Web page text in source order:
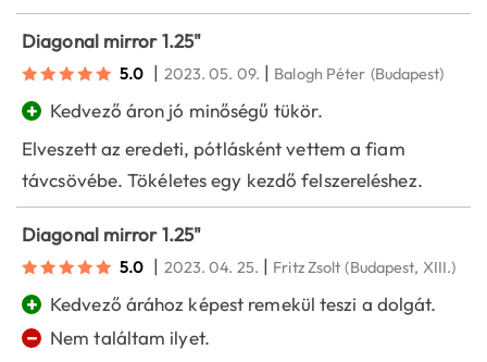
Diagonal mirror 1.25"
5.0 | 2023. 05. 09. | Balogh Péter (Budapest)
+
Kedvező áron jó minőségű tükör.
Elveszett az eredeti, pótlásként vettem a fiam
távcsövébe. Tökéletes egy kezdő felszereléshez.
Diagonal mirror 1.25"
5.0 | 2023. 04. 25. | Fritz Zsolt (Budapest, XIII.)
+ Kedvező árához képest remekül teszi a dolgát.
−
Nem találtam ilyet.